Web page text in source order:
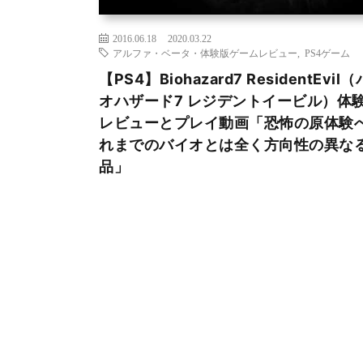
2016.06.18
2020.03.22
アルファ・ベータ・体験版ゲームレビュー
PS4ゲーム
【PS4】Biohazard7 ResidentEvil（
オハザード7 レジデントイービル）体
レビューとプレイ動画「恐怖の原体験
れまでのバイオとは全く方向性の異な
品」